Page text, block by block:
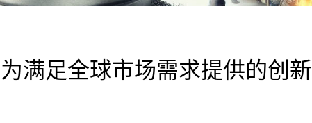
满足全球市场需求提供的创新